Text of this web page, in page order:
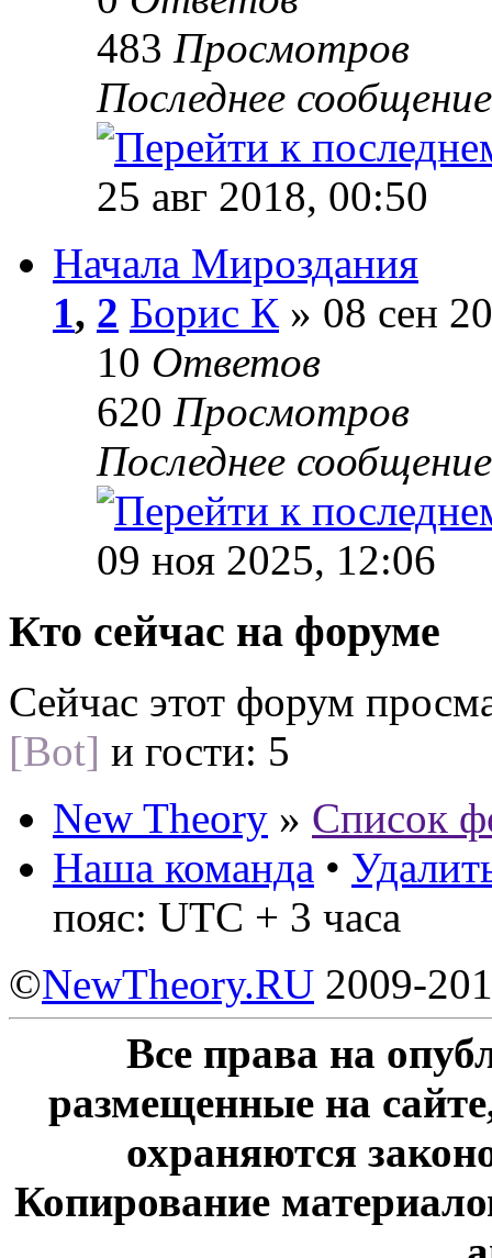
483 Просмотров
Последнее
25 авг 2018, 00:50
Начала Мироздания
1, 2 Борис К » 08 сен
10 Ответов
620 Просмотров
Последнее
09 ноя 2025, 12:06
Кто сейчас на форуме
Сейчас этот форум
[Bot] и гости: 5
New Theory » Список
Наша команда •
пояс: UTC + 3 часа
©NewTheory.RU 2009-
Все права на
размещенные на
охраняются
Копирование